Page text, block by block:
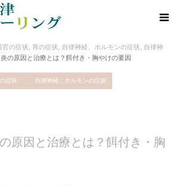
官の症状 胃の症状 自律神経、ホルモンの症状
自律神
の原因と治療とは？餌付き・胸やけの要因
症状 自律神経、ホルモンの症状
原因と治療とは？餌付き・胸